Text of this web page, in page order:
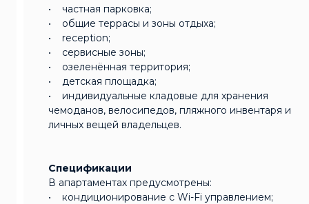
• частная парковка;
• общие террасы и зоны отдыха;
• reception;
• сервисные зоны;
• озеленённая территория;
• детская площадка;
• индивидуальные кладовые для хранения
чемоданов, велосипедов, пляжного инвентаря и
личных вещей владельцев.
Спецификации
В апартаментах предусмотрены:
• кондиционирование с Wi-Fi управлением;